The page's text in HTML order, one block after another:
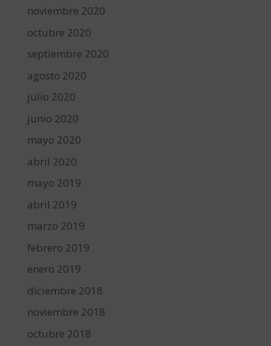
noviembre 2020
octubre 2020
septiembre 2020
agosto 2020
julio 2020
junio 2020
mayo 2020
abril 2020
mayo 2019
abril 2019
marzo 2019
febrero 2019
enero 2019
diciembre 2018
noviembre 2018
octubre 2018